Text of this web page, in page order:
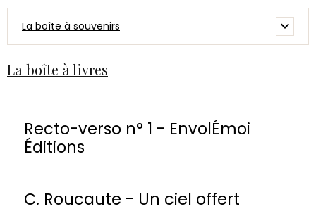
La boîte à souvenirs
La boîte à livres
Recto-verso n° 1 - EnvolÉmoi
Éditions
C. Roucaute - Un ciel offert